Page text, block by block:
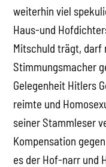
weiterhin viel
Haus-und
Mitschuld trägt, darf
Stimmungsmacher
Gelegenheit Hitlers
reimte und
seiner Stammleser
Kompensation
es der Hof-narr und